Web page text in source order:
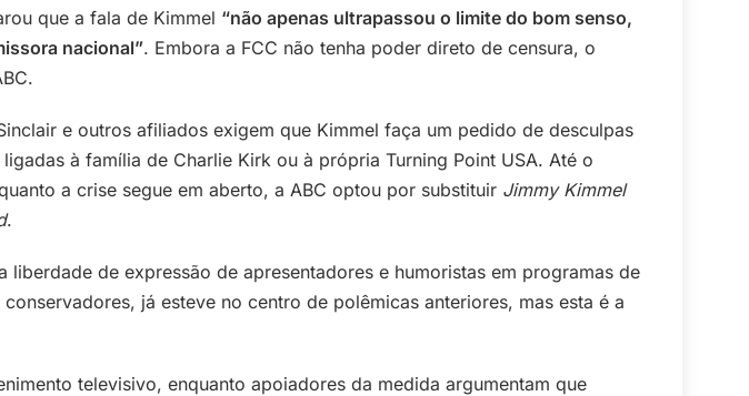
que a fala de Kimmel “não apenas ultrapassou o limite do bom senso,
nacional”. Embora a FCC não tenha poder direto de censura, o
e outros afiliados exigem que Kimmel faça um pedido de desculpas
à família de Charlie Kirk ou à própria Turning Point USA. Até o
a crise segue em aberto, a ABC optou por substituir Jimmy Kimmel
.
de expressão de apresentadores e humoristas em programas de
já esteve no centro de polêmicas anteriores, mas esta é a
televisivo, enquanto apoiadores da medida argumentam que